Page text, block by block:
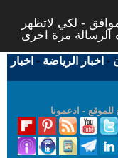
- لكي لاتظهر
- اخبار الرياضة - اخبار
للموقع - ادعمونا